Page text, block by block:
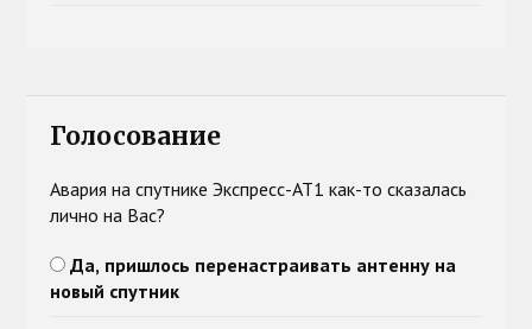
Голосование
Авария на спутнике Экспресс-АТ1 как-то сказалась
лично на Вас?
Да, пришлось перенастраивать антенну на
новый спутник